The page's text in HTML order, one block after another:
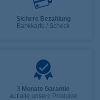
Sichere Bezahlung
Bankkarte / Scheck
3 Monate Garantie
auf alle unsere Produkte